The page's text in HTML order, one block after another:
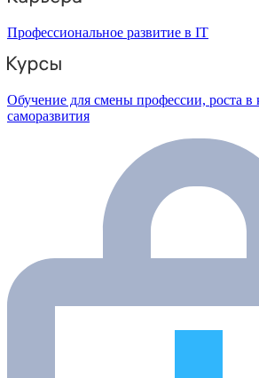
Профессиональное развитие в IT
Обучение для смены профессии, роста в
саморазвития